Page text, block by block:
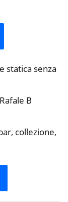
statica senza
B
collezione,